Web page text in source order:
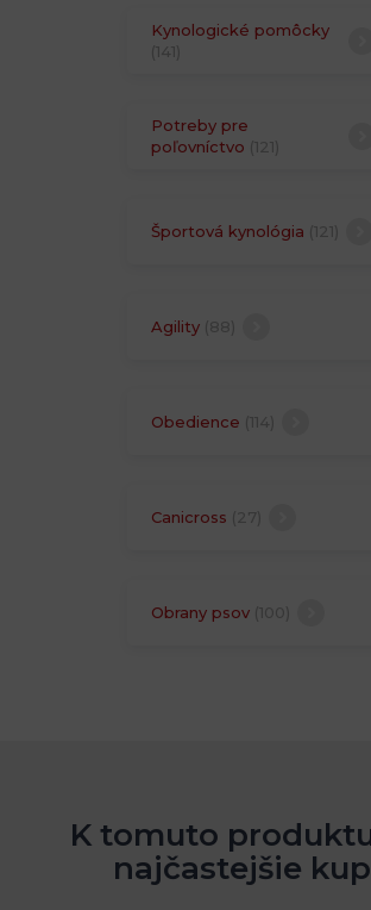
Kynologické pomôcky
Potreby pre
poľovníctvo
Športová kynológia
Agility
Obedience
Canicross
Obrany psov
K tomuto
najčastejšie